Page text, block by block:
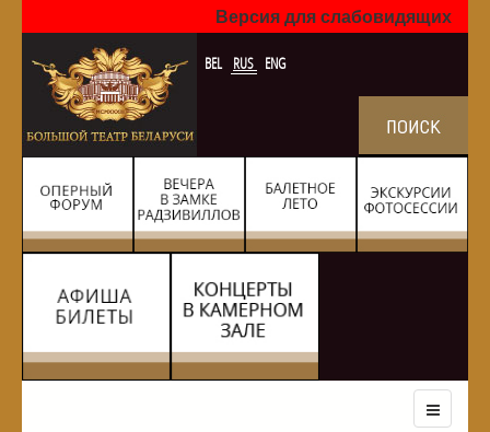
Версия для слабовидящих
BEL RUS ENG